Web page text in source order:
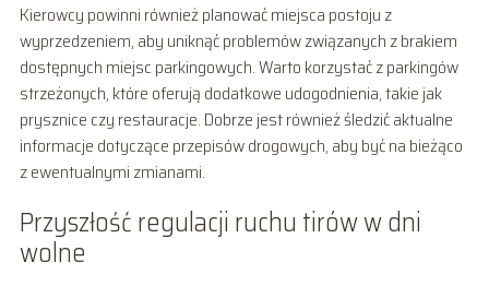
Kierowcy powinni również planować miejsca postoju z
wyprzedzeniem, aby uniknąć problemów związanych z brakiem
dostępnych miejsc parkingowych. Warto korzystać z parkingów
strzeżonych, które oferują dodatkowe udogodnienia, takie jak
prysznice czy restauracje. Dobrze jest również śledzić aktualne
informacje dotyczące przepisów drogowych, aby być na bieżąco
z ewentualnymi zmianami.
Przyszłość regulacji ruchu tirów w dni
wolne